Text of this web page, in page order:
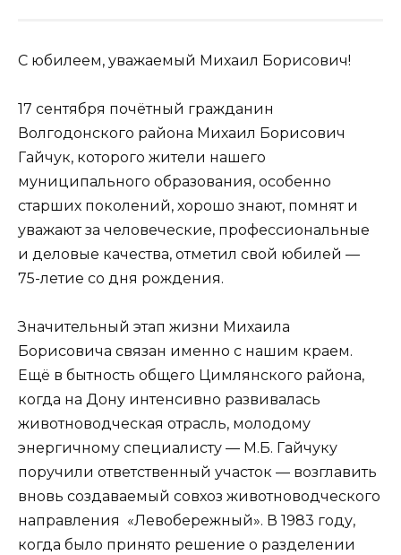
С юбилеем, уважаемый Михаил Борисович!
17 сентября почётный гражданин
Волгодонского района Михаил Борисович
Гайчук, которого жители нашего
муниципального образования, особенно
старших поколений, хорошо знают, помнят и
уважают за человеческие, профессиональные
и деловые качества, отметил свой юбилей —
75-летие со дня рождения.
Значительный этап жизни Михаила
Борисовича связан именно с нашим краем.
Ещё в бытность общего Цимлянского района,
когда на Дону интенсивно развивалась
животноводческая отрасль, молодому
энергичному специалисту — М.Б. Гайчуку
поручили ответственный участок — возглавить
вновь создаваемый совхоз животноводческого
направления «Левобережный». В 1983 году,
когда было принято решение о разделении